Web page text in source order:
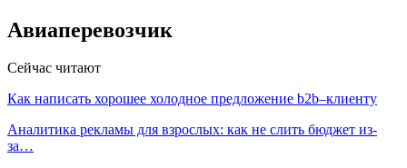
Авиаперевозчик
Сейчас читают
Как написать хорошее холодное предложение b2b–клиенту
Аналитика рекламы для взрослых: как не слить бюджет из-
за…